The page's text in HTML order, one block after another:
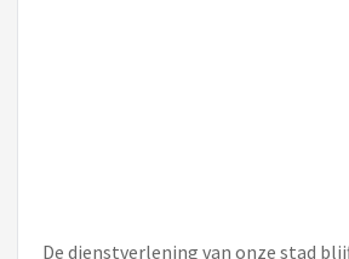
De dienstverlening van onze stad